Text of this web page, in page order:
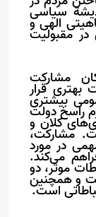
سیاسی
الهی و
مقبولیت
مشارکت
بهتری قرار
بیشتری
راسخ دولت
کلان و
مشارکت،
در مورد
می‌کند.
موثر، دو
و همچنین
است.